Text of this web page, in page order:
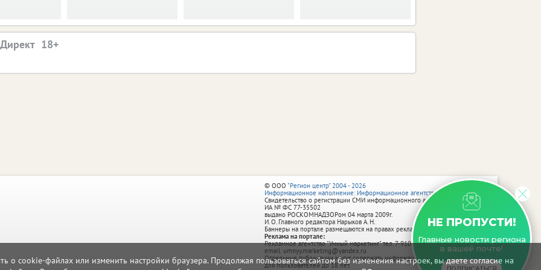
о cookie-файлах или изменить настройки браузера. Продолжая пользоваться сайтом без изменения настроек, вы даете согласие на
НЕ ПРОПУСТИ!
Главные новости региона
в вашей почте!
© ООО "Регион центр" 2004 - 2026
Информационное наполнение: Информационное агентство vRossii.ru
Свидетельство о регистрации СМИ информационного агентства vRossii.ru
ИА № ФС 77‑35502
выдано РОСКОМНАДЗОРом 04 марта 2009г.
И. О. Главного редактора Нарыков А. Н.
Баннеры на портале размещаются на правах рекламы.
Реклама на портале:
Рекламное агентство "Умный маркетинг" тел. 7-910-267-70-40,
email: umnyy.marketing@yandex.ru
Отдельные публикации могут содержать информацию, не предназначенную
для пользователей до 18 лет.